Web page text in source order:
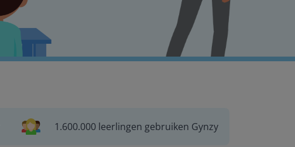
1.600.000 leerlingen gebruiken Gynzy